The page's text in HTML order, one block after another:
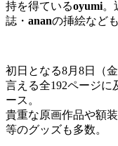
持を得ているoyumi。
誌・ ananの挿絵など
初日となる8月8日（
言える全192ページに
ース。
貴重な原画作品や額
等のグッズも多数。